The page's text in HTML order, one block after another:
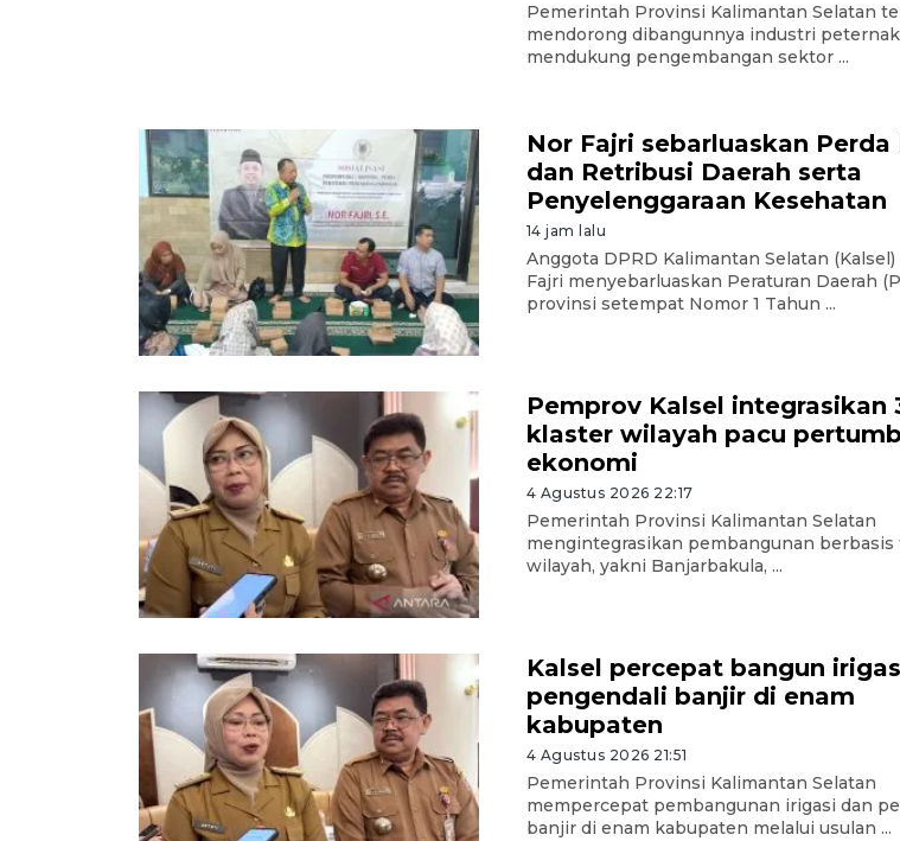
Pemerintah Provinsi Kalimantan Selatan
mendorong dibangunnya industri
mendukung pengembangan sektor ...
Nor Fajri sebarluaskan Perda
dan Retribusi Daerah serta
Penyelenggaraan Kesehatan
14 jam lalu
Anggota DPRD Kalimantan Selatan (Kalsel)
Fajri menyebarluaskan Peraturan Daerah
provinsi setempat Nomor 1 Tahun ...
Pemprov Kalsel integrasikan
klaster wilayah pacu
ekonomi
4 Agustus 2026 22:17
Pemerintah Provinsi Kalimantan Selatan
mengintegrasikan pembangunan berbasis
wilayah, yakni Banjarbakula, ...
Kalsel percepat bangun
pengendali banjir di enam
kabupaten
4 Agustus 2026 21:51
Pemerintah Provinsi Kalimantan Selatan
mempercepat pembangunan irigasi dan
banjir di enam kabupaten melalui usulan ...